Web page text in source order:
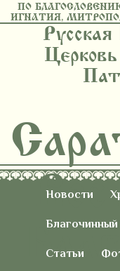
ПО
ИГНАТИЯ,
Русская
Новости
Благочинный
Статьи